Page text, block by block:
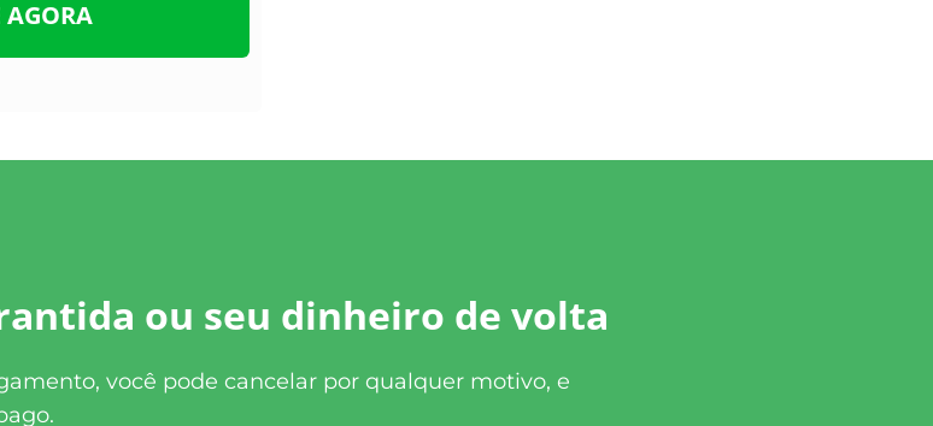
AGORA
ou seu dinheiro de volta
você pode cancelar por qualquer motivo, e